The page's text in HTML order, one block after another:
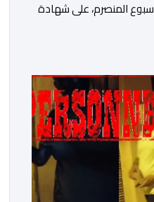
المنصرم، على شهادة
وتدقيق وفحص الوثائق،
الرقمية والمخدرات والمواد
للاعتماد والتقييس